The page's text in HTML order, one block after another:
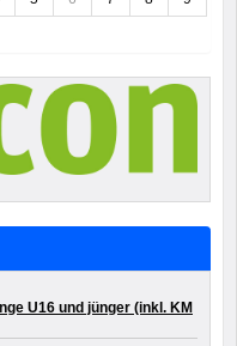
U16 und jünger (inkl. KM